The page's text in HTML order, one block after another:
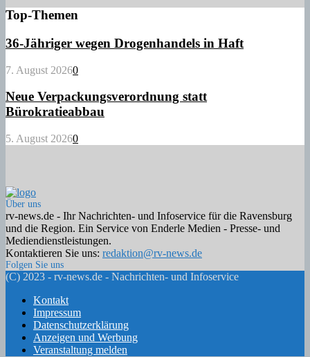
Top-Themen
36-Jähriger wegen Drogenhandels in Haft
7. August 20260
Neue Verpackungsverordnung statt
Bürokratieabbau
5. August 20260
Über uns
rv-news.de - Ihr Nachrichten- und Infoservice für die Ravensburg
und die Region. Ein Service von Enderle Medien - Presse- und
Mediendienstleistungen.
Kontaktieren Sie uns: redaktion@rv-news.de
Folgen Sie uns
Facebook
Twitter
Instagram
Email
Rss
(C) 2023 - rv-news.de - Nachrichten- und Infoservice
Kontakt
Impressum
Datenschutzerklärung
Anzeigen und Werbung
Veranstaltung melden